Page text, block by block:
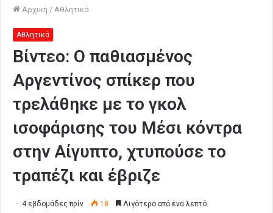
Αρχική / Αθλητικά
Αθλητικά
Βίντεο: O παθιασμένος
Αργεντίνος σπίκερ που
τρελάθηκε με το γκολ
ισοφάρισης του Μέσι κόντρα
στην Αίγυπτο, χτυπούσε το
τραπέζι και έβριζε
4 εβδομάδες πρίν 18 Λιγότερο από ένα λεπτό